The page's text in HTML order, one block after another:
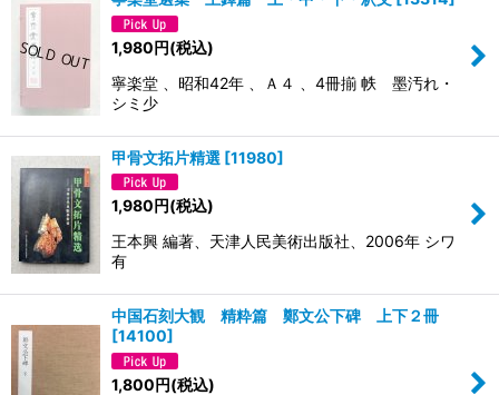
1,980円(税込)
寧楽堂 、昭和42年 、Ａ４ 、4冊揃 帙 墨汚れ・
シミ少
甲骨文拓片精選 [11980]
1,980円(税込)
王本興 編著、天津人民美術出版社、2006年 シワ
有
中国石刻大観 精粋篇 鄭文公下碑 上下２冊
[14100]
1,800円(税込)